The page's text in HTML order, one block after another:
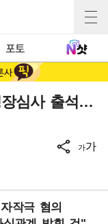
포토
심사 출석…
가가
작극 혐의